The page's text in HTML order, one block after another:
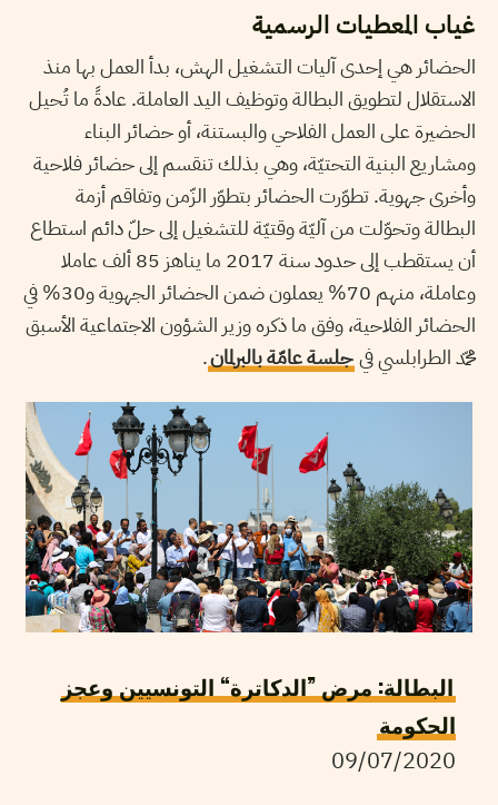
غياب المعطيات الرسمية
الحضائر هي إحدى آليات التشغيل الهش، بدأ العمل بها منذ
الاستقلال لتطويق البطالة وتوظيف اليد العاملة. عادةً ما تُحيل
الحضيرة على العمل الفلاحي والبستنة، أو حضائر البناء
ومشاريع البنية التحتيّة، وهي بذلك تنقسم إلى حضائر فلاحية
وأخرى جهوية. تطوّرت الحضائر بتطوّر الزّمن وتفاقم أزمة
البطالة وتحوّلت من آليّة وقتيّة للتشغيل إلى حلّ دائم استطاع
أن يستقطب إلى حدود سنة 2017 ما يناهز 85 ألف عاملا
وعاملة، منهم 70% يعملون ضمن الحضائر الجهوية و30% في
الحضائر الفلاحية، وفق ما ذكره وزير الشؤون الاجتماعية الأسبق
محمّد الطرابلسي في جلسة عامّة بالبرلمان.
البطالة: مرض ”الدكاترة“ التونسيين وعجز
الحكومة
09/07/2020